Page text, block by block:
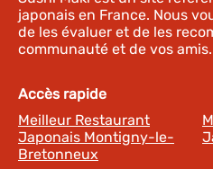
japonais en France. Nous
de les évaluer et de les
communauté et de vos amis.
Accès rapide
Meilleur Restaurant
Japonais Montigny-le-
Bretonneux